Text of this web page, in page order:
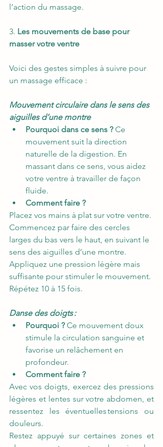
l’action du massage.
3. Les mouvements de base pour
masser votre ventre
Voici des gestes simples à suivre pour
un massage efficace :
Mouvement circulaire dans le sens des
aiguilles d’une montre
Pourquoi dans ce sens ? Ce
mouvement suit la direction
naturelle de la digestion. En
massant dans ce sens, vous aidez
votre ventre à travailler de façon
fluide.
Comment faire ?
Placez vos mains à plat sur votre ventre.
Commencez par faire des cercles
larges du bas vers le haut, en suivant le
sens des aiguilles d’une montre.
Appliquez une pression légère mais
suffisante pour stimuler le mouvement.
Répétez 10 à 15 fois.
Danse des doigts :
Pourquoi ? Ce mouvement doux
stimule la circulation sanguine et
favorise un relâchement en
profondeur.
Comment faire ?
Avec vos doigts, exercez des pressions
légères et lentes sur votre abdomen, et
ressentez les éventuelles tensions ou
douleurs.
Restez appuyé sur certaines zones et